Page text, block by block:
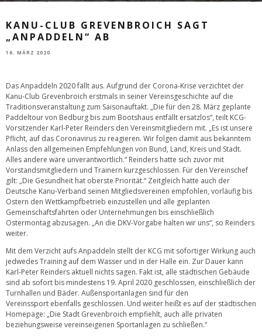
KANU-CLUB GREVENBROICH SAGT
„ANPADDELN“ AB
16. MÄRZ 2020
Das Anpaddeln 2020 fällt aus. Aufgrund der Corona-Krise verzichtet der
Kanu-Club Grevenbroich erstmals in seiner Vereinsgeschichte auf die
Traditionsveranstaltung zum Saisonauftakt. „Die für den 28. März geplante
Paddeltour von Bedburg bis zum Bootshaus entfällt ersatzlos“, teilt KCG-
Vorsitzender Karl-Peter Reinders den Vereinsmitgliedern mit. „Es ist unsere
Pflicht, auf das Coronavirus zu reagieren. Wir folgen damit aus bekanntem
Anlass den allgemeinen Empfehlungen von Bund, Land, Kreis und Stadt.
Alles andere wäre unverantwortlich.“ Reinders hatte sich zuvor mit
Vorstandsmitgliedern und Trainern kurzgeschlossen. Für den Vereinschef
gilt: „Die Gesundheit hat oberste Priorität.“ Zeitgleich hatte auch der
Deutsche Kanu-Verband seinen Mitgliedsvereinen empfohlen, vorläufig bis
Ostern den Wettkampfbetrieb einzustellen und alle geplanten
Gemeinschaftsfahrten oder Unternehmungen bis einschließlich
Ostermontag abzusagen. „An die DKV-Vorgabe halten wir uns“, so Reinders
weiter.
Mit dem Verzicht aufs Anpaddeln stellt der KCG mit sofortiger Wirkung auch
jedwedes Training auf dem Wasser und in der Halle ein. Zur Dauer kann
Karl-Peter Reinders aktuell nichts sagen. Fakt ist, alle städtischen Gebäude
sind ab sofort bis mindestens 19. April 2020 geschlossen, einschließlich der
Turnhallen und Bäder. Außensportanlagen sind für den
Vereinssport ebenfalls geschlossen. Und weiter heißt es auf der städtischen
Homepage: „Die Stadt Grevenbroich empfiehlt, auch alle privaten
beziehungsweise vereinseigenen Sportanlagen zu schließen.“